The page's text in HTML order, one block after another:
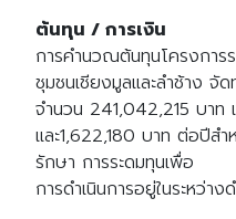
ต้นทุน / การเงิน
การคำนวณต้นทุนโครงกา
ชุมชนเชียงมูลและลำช้าง จั
จำนวน 241,042,215 บาท
และ1,622,180 บาท ต่อปีสำ
รักษา การระดมทุนเพื่อ
การดำเนินการอยู่ในระหว่าง